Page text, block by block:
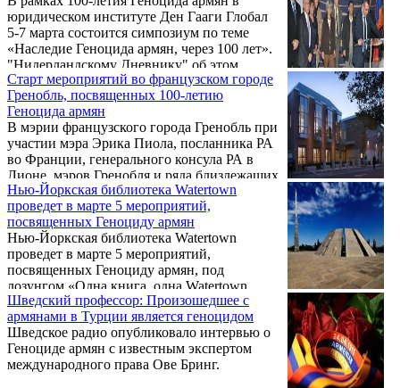
юридическом институте Ден Гааги Глобал
5-7 марта состоится симпозиум по теме
«Наследие Геноцида армян, через 100 лет».
"Нидерландскому Дневнику" об этом
сообщили из культурного союза «Абовян».
Старт мероприятий во французском городе
Гренобль, посвященных 100-летию
Геноцида армян
В мэрии французского города Гренобль при
участии мэра Эрика Пиола, посланника РА
во Франции, генерального консула РА в
Лионе, мэров Гренобля и ряда близлежащих
городов, сенаторов, депутатов,
многочисленных представителей
культурных и журналистских кругов, а
также сотен французских армян состоялась
торжественная церемония старта
мероприятий во Франции, посвященных
100-летию Геноцида армян. Редакции
«Армяне сегодня» об этом сообщила из
Франции Лена Кочарян.
Нью-­Йоркская библиотека Watertown
проведет в марте 5 мероприятий,
посвященных Геноциду армян
Нью­-Йоркская библиотека Watertown
проведет в марте 5 мероприятий,
посвященных Геноциду армян, под
лозунгом «Одна книга, одна Watertown
2015».
Шведский профессор: Произошедшее с
армянами в Турции является геноцидом
Шведское радио опубликовало интервью о
Геноциде армян с известным экспертом
международного права Ове Бринг.